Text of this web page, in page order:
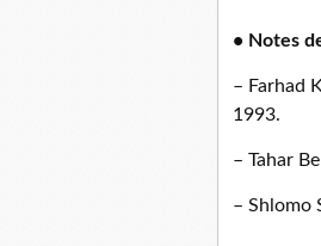
• Notes
– Farhad
1993.
– Tahar
– Shlomo